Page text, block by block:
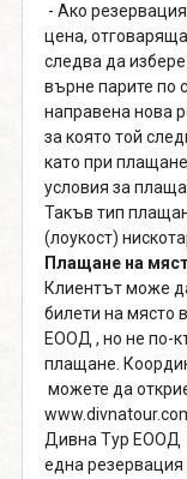
- Ако
цена,
следва да
върне парите по
направена нова
за която той
като при
условия за
Такъв тип
(лоукост)
Плащане на
Клиентът може
билети на място
ЕООД , но не по-
плащане.
можете да
Дивна Тур ЕООД
една резервация